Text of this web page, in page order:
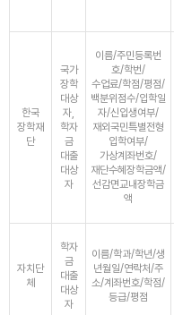
한국
장학재
단
국가
장학
대상
자,
학자
금
대출
대상
자
이름/주민등록번
호/학번/
수업료/학점/평점/
백분위점수/입학일
자/신입생여부/
재외국민특별전형
입학여부/
가상계좌번호/
재단수혜장학금액/
선감면교내장학금
액
자치단
체
학자
금
대출
대상
자
이름/학과/학년/생
년월일/연락처/주
소/계좌번호/학점/
등급/평점